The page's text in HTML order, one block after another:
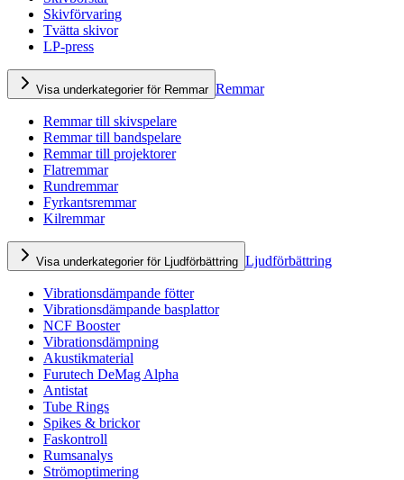
Skivförvaring
Tvätta skivor
LP-press
Visa underkategorier för Remmar Remmar
Remmar till skivspelare
Remmar till bandspelare
Remmar till projektorer
Flatremmar
Rundremmar
Fyrkantsremmar
Kilremmar
Visa underkategorier för Ljudförbättring Ljudförbättring
Vibrationsdämpande fötter
Vibrationsdämpande basplattor
NCF Booster
Vibrationsdämpning
Akustikmaterial
Furutech DeMag Alpha
Antistat
Tube Rings
Spikes & brickor
Faskontroll
Rumsanalys
Strömoptimering